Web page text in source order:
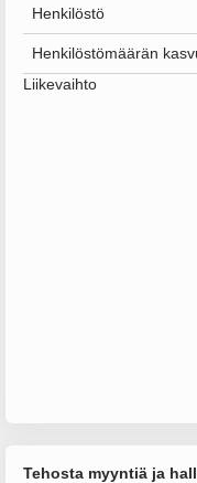
Henkilöstö
Henkilöstömäärän
Liikevaihto
Tehosta myyntiä ja